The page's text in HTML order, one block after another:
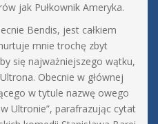
jak Pułkownik Ameryka.
Bendis, jest całkiem
mnie trochę zbyt
się najważniejszego wątku,
Obecnie w głównej
w tytule nazwę owego
Ultronie”, parafrazując cytat